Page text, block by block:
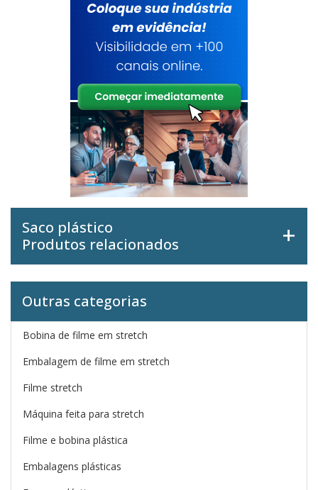
Saco plástico
Produtos relacionados
Outras categorias
Bobina de filme em stretch
Embalagem de filme em stretch
Filme stretch
Máquina feita para stretch
Filme e bobina plástica
Embalagens plásticas